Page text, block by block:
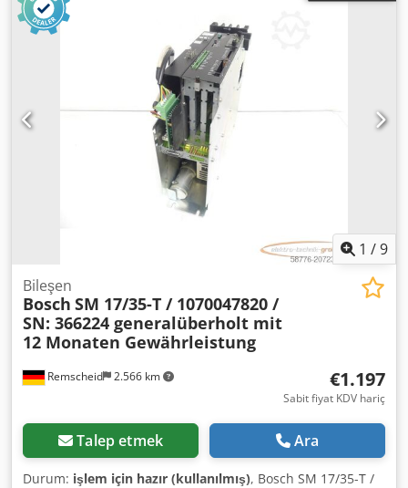
1 /9
Remscheid 2.566 km
Bileşen
Bosch SM 17/35-T / 1070047820 /
SN: 366224 generalüberholt mit
12 Monaten Gewährleistung
€1.197
Sabit fiyat KDV hariç
Talep etmek Ara
Durum: işlem için hazır (kullanılmış), Bosch SM 17/35-T /